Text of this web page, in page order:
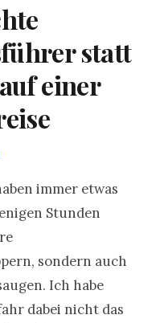
statt
einer
immer etwas
Stunden
sondern auch
Ich habe
dabei nicht das